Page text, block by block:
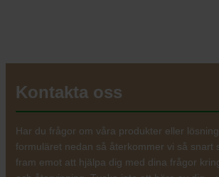
Kontakta oss
Har du frågor om våra produkter eller
formuläret nedan så återkommer vi så snart
fram emot att hjälpa dig med dina frågor